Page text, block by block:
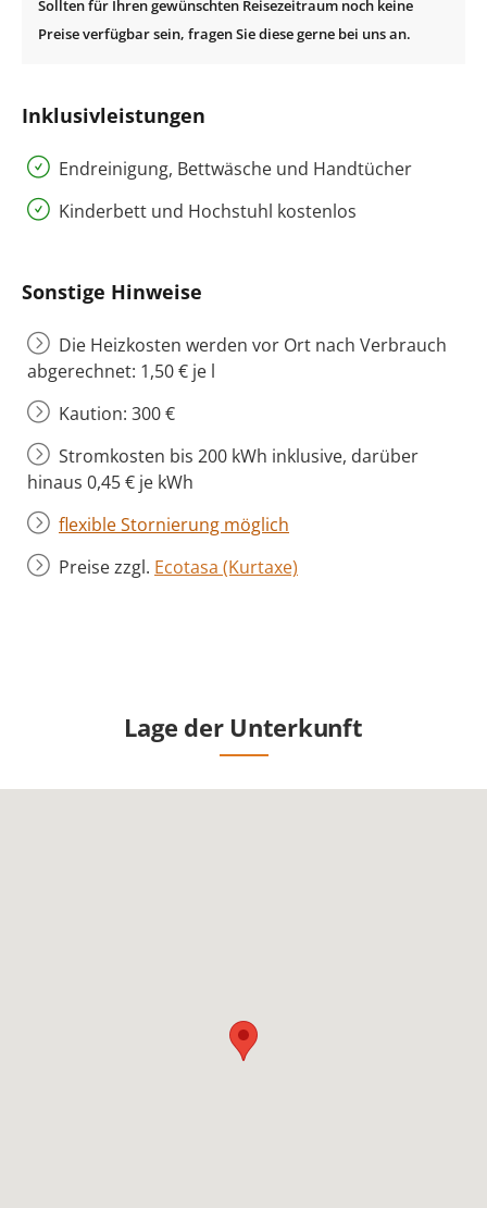
Inklusivleistungen
Endreinigung, Bettwäsche und Handtücher
Kinderbett und Hochstuhl kostenlos
Sonstige Hinweise
Die Heizkosten werden vor Ort nach Verbrauch
abgerechnet: 1,50 € je l
Kaution: 300 €
Stromkosten bis 200 kWh inklusive, darüber
hinaus 0,45 € je kWh
flexible Stornierung möglich
Preise zzgl. Ecotasa (Kurtaxe)
Lage der Unterkunft